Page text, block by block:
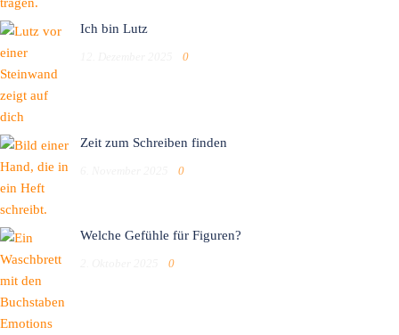
Ich bin Lutz
0
Zeit zum Schreiben finden
0
Welche Gefühle für Figuren?
0